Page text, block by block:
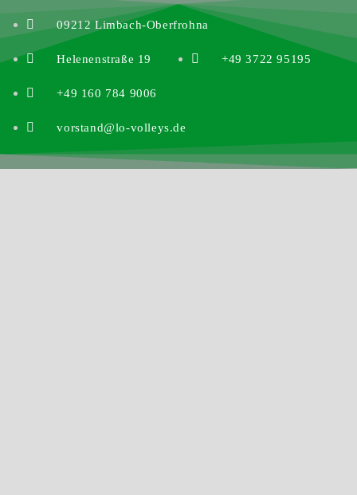
09212 Limbach-Oberfrohna
Helenenstraße 19 +49 3722 95195
+49 160 784 9006
vorstand@lo-volleys.de